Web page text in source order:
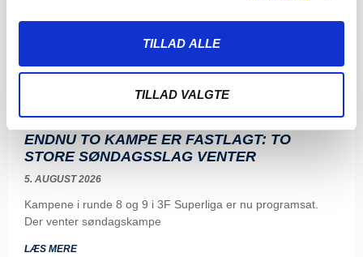
TILLAD ALLE
TILLAD VALGTE
ENDNU TO KAMPE ER FASTLAGT: TO
STORE SØNDAGSSLAG VENTER
5. AUGUST 2026
Kampene i runde 8 og 9 i 3F Superliga er nu programsat.
Der venter søndagskampe
LÆS MERE